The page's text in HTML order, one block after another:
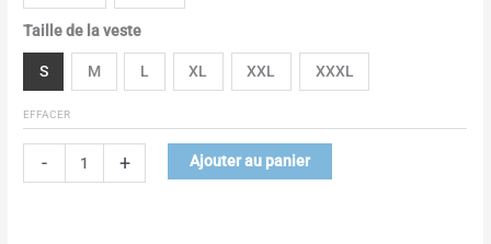
Taille de la veste
S M L XL XXL XXXL
EFFACER
- + Ajouter au panier